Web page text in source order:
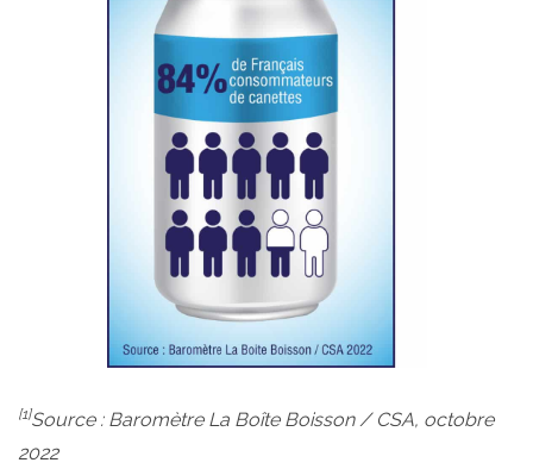
[1]Source : Baromètre La Boîte Boisson / CSA, octobre
2022